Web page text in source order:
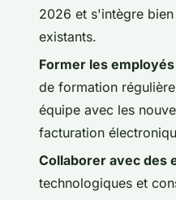
2026 et s'intègre
existants.
Former les employés
de formation
équipe avec les
facturation
Collaborer avec des
technologiques et